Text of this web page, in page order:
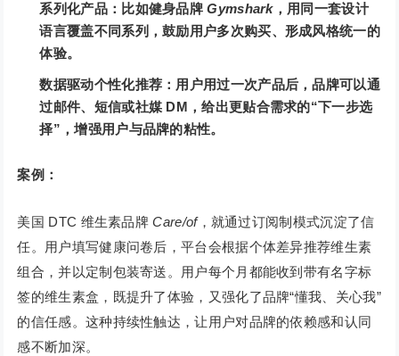
系列化产品：比如健身品牌Gymshark，用同一套设计
语言覆盖不同系列，鼓励用户多次购买、形成风格统一的
体验。
数据驱动个性化推荐：用户用过一次产品后，品牌可以通
过邮件、短信或社媒 DM，给出更贴合需求的“下一步选
择”，增强用户与品牌的粘性。
案例：
美国 DTC 维生素品牌Care/of，就通过订阅制模式沉淀了信
任。用户填写健康问卷后，平台会根据个体差异推荐维生素
组合，并以定制包装寄送。用户每个月都能收到带有名字标
签的维生素盒，既提升了体验，又强化了品牌“懂我、关心我”
的信任感。这种持续性触达，让用户对品牌的依赖感和认同
感不断加深。